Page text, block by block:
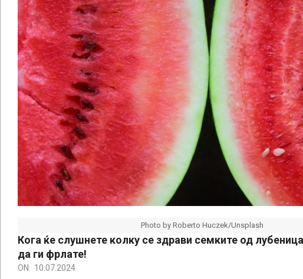
Photo by Roberto Huczek/Unsplash
Кога ќе слушнете колку се здрави семките од
да ги фрлате!
ON: 10.07.2024